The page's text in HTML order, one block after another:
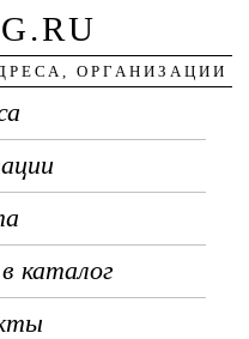
ОРГАНИЗАЦИИ
каталог